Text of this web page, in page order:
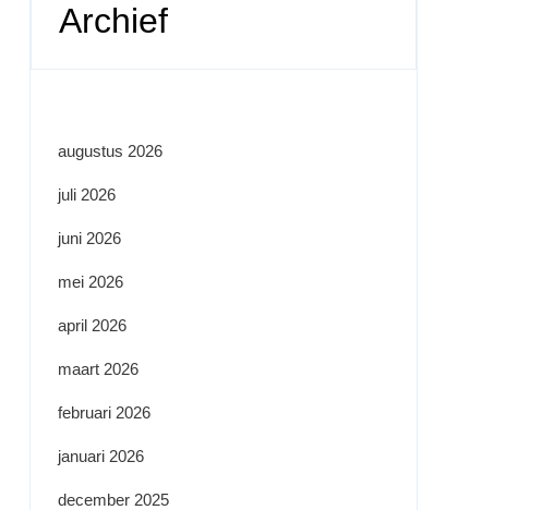
Archief
augustus 2026
juli 2026
juni 2026
mei 2026
april 2026
maart 2026
februari 2026
januari 2026
december 2025